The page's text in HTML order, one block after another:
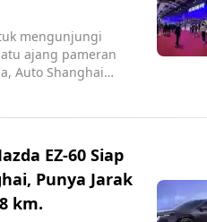
mengunjungi
ajang pameran
Auto Shanghai
EZ-60 Siap
Punya Jarak
km.